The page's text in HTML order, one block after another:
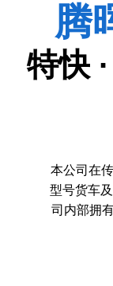
腾
特快
本公司在
型号货车
司内部拥